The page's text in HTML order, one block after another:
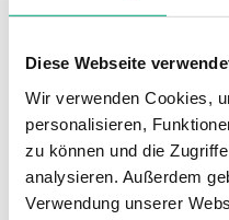
Diese Webseite
Wir verwenden Cookies,
personalisieren,
zu können und die
analysieren. Außerdem
Verwendung unserer
Schnittstelle
Eintauchlänge
Kabellänge